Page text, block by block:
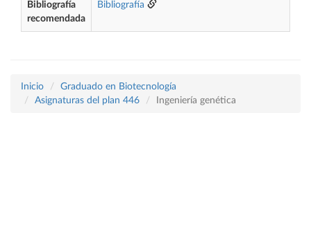
Bibliografía
recomendada
Bibliografía
Inicio
Graduado en Biotecnología
Asignaturas del plan 446
Ingeniería genética